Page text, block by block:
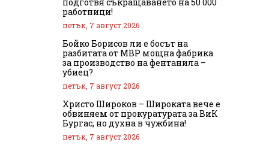
работници!
петък, 7 август 2026
Бойко Борисов ли е босът на
разбитата от МВР мощна фабрика
за производство на фентанила –
убиец?
петък, 7 август 2026
Христо Широков – Широката вече е
обвиняем от прокуратурата за ВиК
Бургас, но духна в чужбина!
петък, 7 август 2026